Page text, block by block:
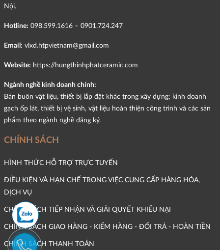
Nội.
Hotline: 098.599.1616 – 0901.724.247
Email: vlxd.htpvietnam@gmail.com
Website: https://hungthinhphatceramic.com
Ngành nghề kinh doanh chính:
Bán buôn vật liệu, thiết bị lắp đặt khác trong xây dựng; kinh doanh
gạch ốp lát, thiết bị vệ sinh, vật liệu hoàn thiện công trình và các sản
phẩm theo ngành nghề đăng ký.
CHÍNH SÁCH
HÌNH THỨC HỖ TRỢ TRỰC TUYẾN
ĐIỀU KIỆN VÀ HẠN CHẾ TRONG VIỆC CUNG CẤP HÀNG HÓA,
DỊCH VỤ
CHÍNH SÁCH TIẾP NHẬN VÀ GIẢI QUYẾT KHIẾU NẠI
CHÍNH SÁCH GIAO HÀNG - KIỂM HÀNG - ĐỔI TRẢ - HOÀN TIỀN
CHÍNH SÁCH THANH TOÁN